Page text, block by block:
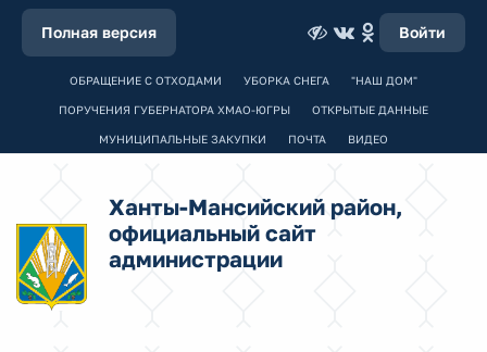
Полная версия Войти
ОБРАЩЕНИЕ С ОТХОДАМИ УБОРКА СНЕГА "НАШ ДОМ"
ПОРУЧЕНИЯ ГУБЕРНАТОРА ХМАО-ЮГРЫ ОТКРЫТЫЕ ДАННЫЕ
МУНИЦИПАЛЬНЫЕ ЗАКУПКИ ПОЧТА ВИДЕО
Ханты-Мансийский район,
официальный сайт
администрации